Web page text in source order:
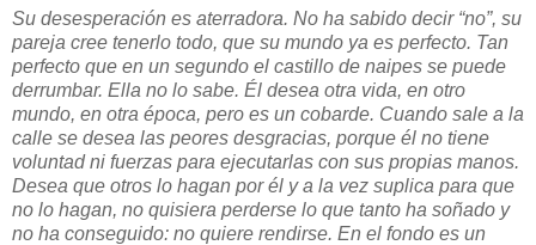
Su desesperación es aterradora. No ha sabido decir “no”, su
pareja cree tenerlo todo, que su mundo ya es perfecto. Tan
perfecto que en un segundo el castillo de naipes se puede
derrumbar. Ella no lo sabe. Él desea otra vida, en otro
mundo, en otra época, pero es un cobarde. Cuando sale a la
calle se desea las peores desgracias, porque él no tiene
voluntad ni fuerzas para ejecutarlas con sus propias manos.
Desea que otros lo hagan por él y a la vez suplica para que
no lo hagan, no quisiera perderse lo que tanto ha soñado y
no ha conseguido: no quiere rendirse. En el fondo es un